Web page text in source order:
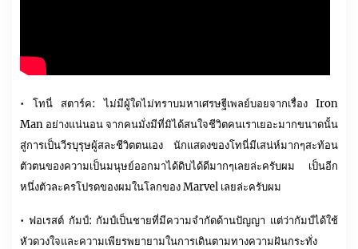
• โทนี่ สตาร์ค: ไม่มีผู้ใดไม่ทราบมหาเศรษฐีเพลย์บอยจากเรื่อง Iron
Man อย่างแน่นอน จากคนมั่งมีที่มิได้สนใจชีวิตคนเราเยอะมากขนาดนั้น
สู่การเป็นวีรบุรุษผู้สละชีวิตตนเอง นักแสดงของโทนี่มีเสน่ห์มากๆสะท้อน
ตัวตนของความเป็นมนุษย์ออกมาได้ดิบได้ดีมากๆเลยล่ะครับผม เป็นอีก
หนึ่งตัวละครโปรดของผมในโลกของ Marvel เลยล่ะครับผม
• ฟอเรสต์ กัมป์: กัมป์เป็นชายที่มีความจำกัดด้านปัญญา แต่ว่ากัมป์ได้ใช้
หัวดวงใจและความเพียรพยายามในการเดินตามทางความฝันกระทั่ง